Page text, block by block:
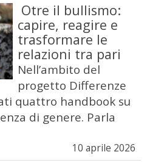
Otre il bullismo:
capire, reagire e
trasformare le
relazioni tra pari
Nell’ambito del
progetto Differenze
quattro handbook su
di genere. Parla
10 aprile 2026